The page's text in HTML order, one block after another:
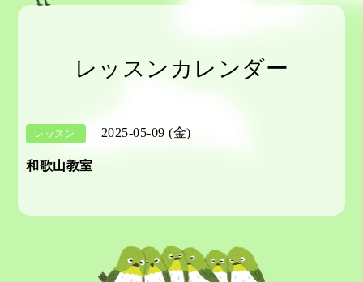
レッスンカレンダー
レッスン 2025-05-09 (金)
和歌山教室